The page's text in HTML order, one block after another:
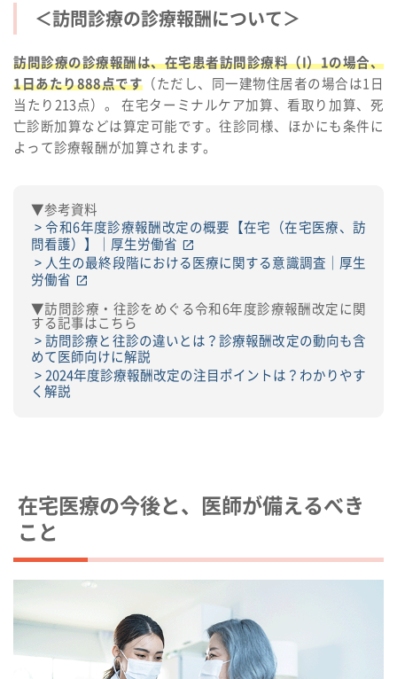
＜訪問診療の診療報酬について＞
訪問診療の診療報酬は、在宅患者訪問診療料（I）1の場合、
1日あたり888点です （ただし、同一建物住居者の場合は1日
当たり213点）。 在宅ターミナルケア加算、看取り加算、死
亡診断加算などは算定可能です。往診同様、ほかにも条件に
よって診療報酬が加算されます。
▼参考資料
令和6年度診療報酬改定の概要【在宅（在宅医療、訪
問看護）】｜厚生労働省
人生の最終段階における医療に関する意識調査｜厚生
労働省
▼訪問診療・往診をめぐる令和6年度診療報酬改定に関
する記事はこちら
訪問診療と往診の違いとは？診療報酬改定の動向も含
めて医師向けに解説
2024年度診療報酬改定の注目ポイントは？わかりやす
く解説
在宅医療の今後と、医師が備えるべき
こと